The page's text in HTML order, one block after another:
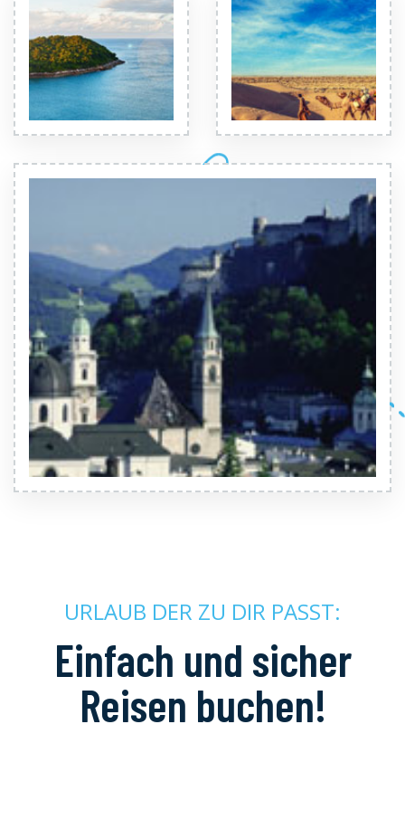
URLAUB DER ZU DIR PASST:
Einfach und sicher
Reisen buchen!